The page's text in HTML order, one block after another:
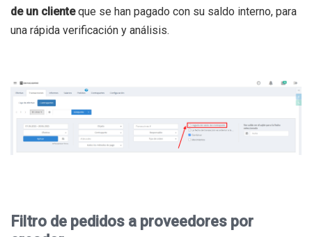
de un clienteque se han pagado con su saldo interno, para
una rápida verificación y análisis.
Filtro de pedidos a proveedores por